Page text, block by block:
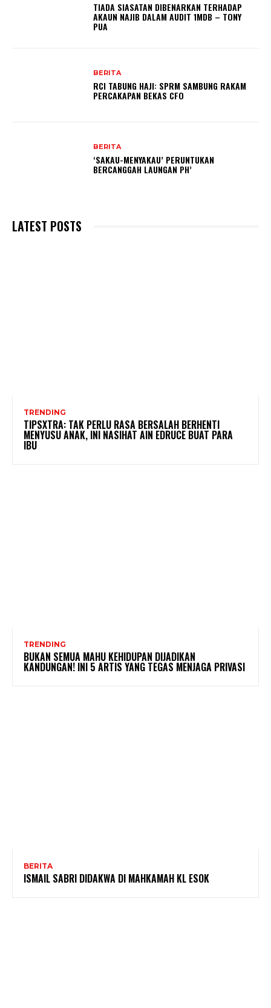
TIADA SIASATAN DIBENARKAN TERHADAP
AKAUN NAJIB DALAM AUDIT 1MDB – TONY
PUA
BERITA
RCI TABUNG HAJI: SPRM SAMBUNG RAKAM
PERCAKAPAN BEKAS CFO
BERITA
‘SAKAU-MENYAKAU’ PERUNTUKAN
BERCANGGAH LAUNGAN PH’
LATEST POSTS
TRENDING
TIPSXTRA: TAK PERLU RASA BERSALAH BERHENTI
MENYUSU ANAK, INI NASIHAT AIN EDRUCE BUAT PARA
IBU
TRENDING
BUKAN SEMUA MAHU KEHIDUPAN DIJADIKAN
KANDUNGAN! INI 5 ARTIS YANG TEGAS MENJAGA PRIVASI
BERITA
ISMAIL SABRI DIDAKWA DI MAHKAMAH KL ESOK